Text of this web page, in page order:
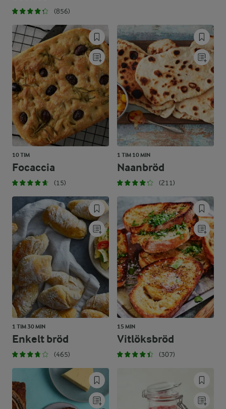
(856)
10 TIM
Focaccia
(15)
1 TIM 10 MIN
Naanbröd
(211)
1 TIM 30 MIN
Enkelt bröd
(465)
15 MIN
Vitlöksbröd
(307)